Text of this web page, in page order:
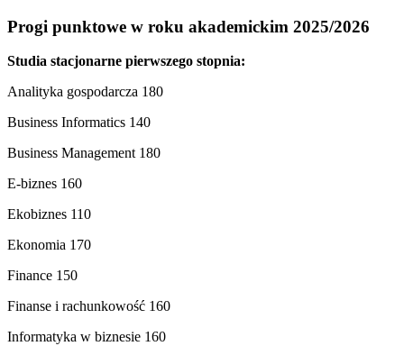
Progi punktowe w roku akademickim 2025/2026
Studia stacjonarne pierwszego stopnia:
Analityka gospodarcza 180
Business Informatics 140
Business Management 180
E-biznes 160
Ekobiznes 110
Ekonomia 170
Finance 150
Finanse i rachunkowość 160
Informatyka w biznesie 160